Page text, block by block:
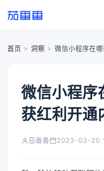
首页 > 洞察 > 微信小程序在
微信小程序
获红利开通
茄番番 2023-03-20